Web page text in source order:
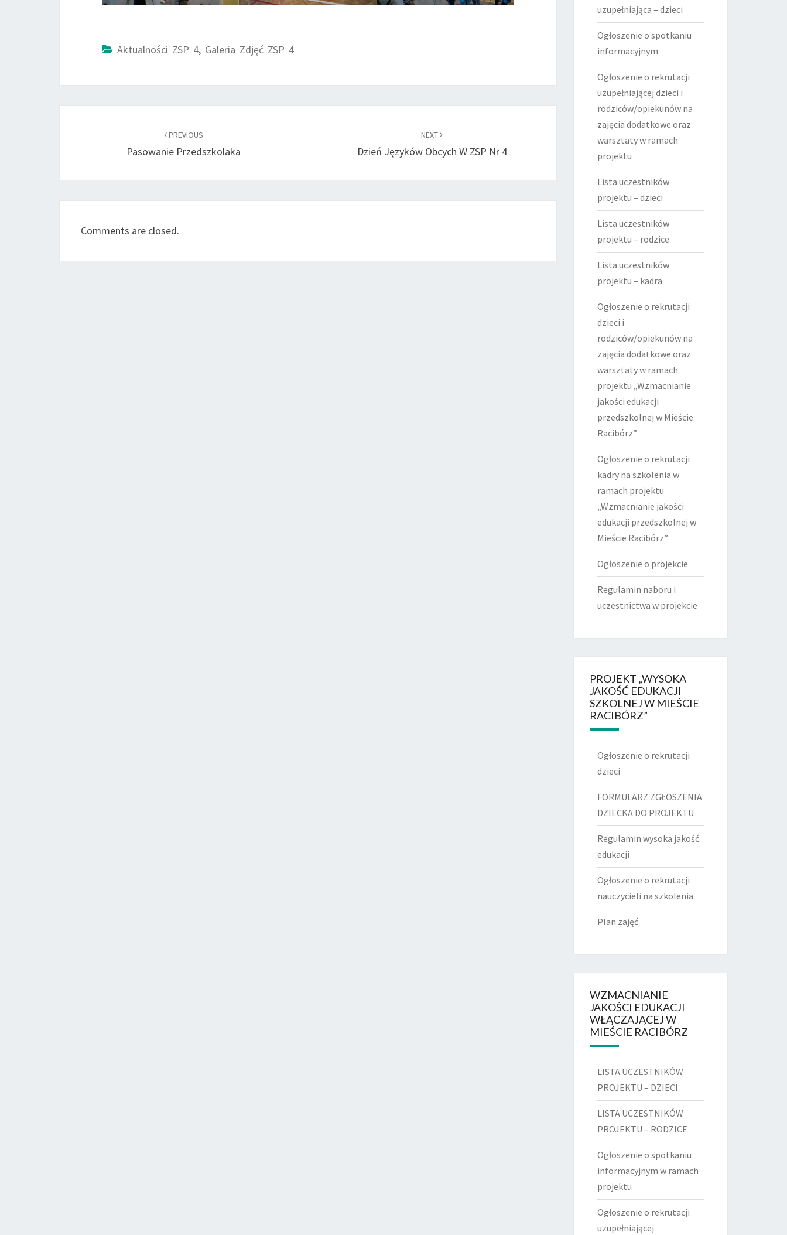
Aktualności ZSP 4, Galeria Zdjęć ZSP 4
PREVIOUS
Pasowanie Przedszkolaka
NEXT
Dzień Języków Obcych W ZSP Nr 4
Comments are closed.
uzupełniająca – dzieci
Ogłoszenie o spotkaniu
informacyjnym
Ogłoszenie o rekrutacji
uzupełniającej dzieci i
rodziców/opiekunów na
zajęcia dodatkowe oraz
warsztaty w ramach
projektu
Lista uczestników
projektu – dzieci
Lista uczestników
projektu – rodzice
Lista uczestników
projektu – kadra
Ogłoszenie o rekrutacji
dzieci i
rodziców/opiekunów na
zajęcia dodatkowe oraz
warsztaty w ramach
projektu „Wzmacnianie
jakości edukacji
przedszkolnej w Mieście
Racibórz”
Ogłoszenie o rekrutacji
kadry na szkolenia w
ramach projektu
„Wzmacnianie jakości
edukacji przedszkolnej w
Mieście Racibórz”
Ogłoszenie o projekcie
Regulamin naboru i
uczestnictwa w projekcie
PROJEKT „WYSOKA
JAKOŚĆ EDUKACJI
SZKOLNEJ W MIEŚCIE
RACIBÓRZ”
Ogłoszenie o rekrutacji
dzieci
FORMULARZ ZGŁOSZENIA
DZIECKA DO PROJEKTU
Regulamin wysoka jakość
edukacji
Ogłoszenie o rekrutacji
nauczycieli na szkolenia
Plan zajęć
WZMACNIANIE
JAKOŚCI EDUKACJI
WŁĄCZAJĄCEJ W
MIEŚCIE RACIBÓRZ
LISTA UCZESTNIKÓW
PROJEKTU – DZIECI
LISTA UCZESTNIKÓW
PROJEKTU – RODZICE
Ogłoszenie o spotkaniu
informacyjnym w ramach
projektu
Ogłoszenie o rekrutacji
uzupełniającej